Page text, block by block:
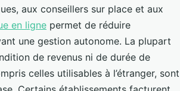
aux conseillers sur place et aux
en ligne permet de réduire
une gestion autonome. La plupart
de revenus ni de durée de
celles utilisables à l’étranger, sont